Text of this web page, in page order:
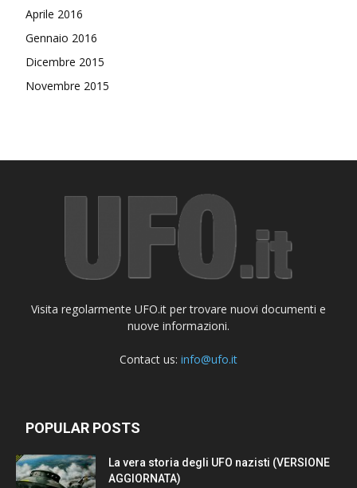
Aprile 2016
Gennaio 2016
Dicembre 2015
Novembre 2015
Visita regolarmente UFO.it per trovare nuovi documenti e
nuove informazioni.
Contact us: info@ufo.it
POPULAR POSTS
La vera storia degli UFO nazisti (VERSIONE
AGGIORNATA)